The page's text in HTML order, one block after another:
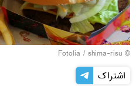
©
Fotolia / shima-risu
اشتراک